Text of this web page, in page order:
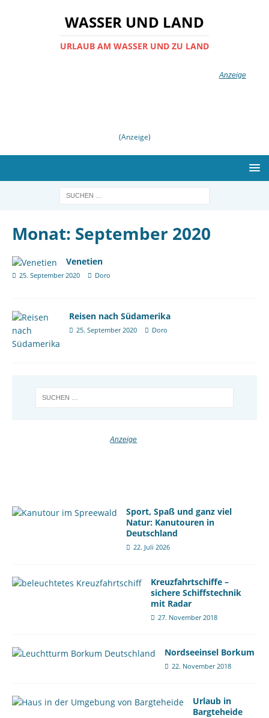
WASSER UND LAND
URLAUB AM WASSER UND ZU LAND
(Anzeige)
Monat: September 2020
Venetien
25. September 2020 Doro
Reisen nach Südamerika
25. September 2020 Doro
Sport, Spaß und ganz viel
Natur: Kanutouren in
Deutschland
22. Juli 2026
Kreuzfahrtschiffe –
sichere Schiffstechnik
mit Radar
27. November 2018
Nordseeinsel Borkum
22. November 2018
Urlaub in
Bargteheide